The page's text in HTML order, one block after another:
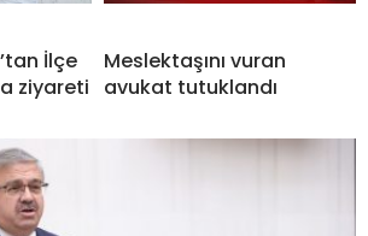
İlçe
ziyareti
Meslektaşını vuran
avukat tutuklandı